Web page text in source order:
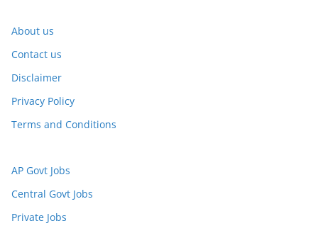
About us
Contact us
Disclaimer
Privacy Policy
Terms and Conditions
AP Govt Jobs
Central Govt Jobs
Private Jobs